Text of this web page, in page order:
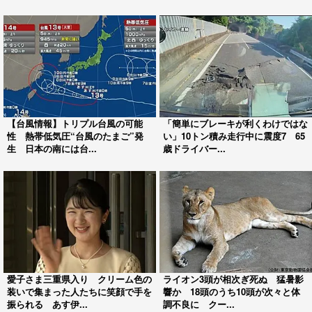
【台風情報】トリプル台風の可能
性 熱帯低気圧“台風のたまご”発
生 日本の南には台...
「簡単にブレーキが利くわけではな
い」10トン積み走行中に震度7 65
歳ドライバー...
愛子さま三重県入り クリーム色の
装いで集まった人たちに笑顔で手を
振られる あす伊...
ライオン3頭が相次ぎ死ぬ 猛暑影
響か 18頭のうち10頭が次々と体
調不良に クー...